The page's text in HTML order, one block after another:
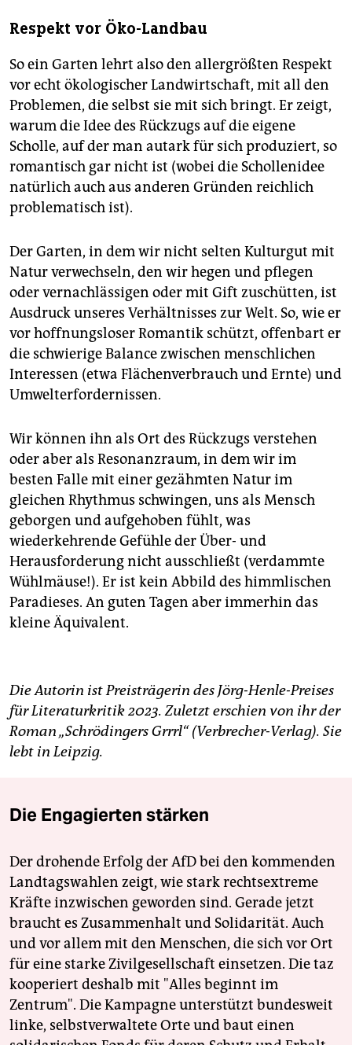
Respekt vor Öko-Landbau
So ein Garten lehrt also den allergrößten Respekt
vor echt ökologischer Landwirtschaft, mit all den
Problemen, die selbst sie mit sich bringt. Er zeigt,
warum die Idee des Rückzugs auf die eigene
Scholle, auf der man autark für sich produziert, so
romantisch gar nicht ist (wobei die Schollenidee
natürlich auch aus anderen Gründen reichlich
problematisch ist).
Der Garten, in dem wir nicht selten Kulturgut mit
Natur verwechseln, den wir hegen und pflegen
oder vernachlässigen oder mit Gift zuschütten, ist
Ausdruck unseres Verhältnisses zur Welt. So, wie er
vor hoffnungsloser Romantik schützt, offenbart er
die schwierige Balance zwischen menschlichen
Interessen (etwa Flächenverbrauch und Ernte) und
Umwelterfordernissen.
Wir können ihn als Ort des Rückzugs verstehen
oder aber als Resonanzraum, in dem wir im
besten Falle mit einer gezähmten Natur im
gleichen Rhythmus schwingen, uns als Mensch
geborgen und aufgehoben fühlt, was
wiederkehrende Gefühle der Über- und
Herausforderung nicht ausschließt (verdammte
Wühlmäuse!). Er ist kein Abbild des himmlischen
Paradieses. An guten Tagen aber immerhin das
kleine Äquivalent.
Die Autorin ist Preisträgerin des Jörg-Henle-Preises
für Literaturkritik 2023. Zuletzt erschien von ihr der
Roman „Schrödingers Grrrl“ (Verbrecher-Verlag). Sie
lebt in Leipzig.
Die Engagierten stärken
Der drohende Erfolg der AfD bei den kommenden
Landtagswahlen zeigt, wie stark rechtsextreme
Kräfte inzwischen geworden sind. Gerade jetzt
braucht es Zusammenhalt und Solidarität. Auch
und vor allem mit den Menschen, die sich vor Ort
für eine starke Zivilgesellschaft einsetzen. Die taz
kooperiert deshalb mit "Alles beginnt im
Zentrum". Die Kampagne unterstützt bundesweit
linke, selbstverwaltete Orte und baut einen